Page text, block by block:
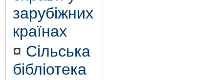
зарубіжних
країнах
¤ Сільська
бібліотека